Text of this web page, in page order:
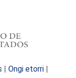
| Ongi etorri |